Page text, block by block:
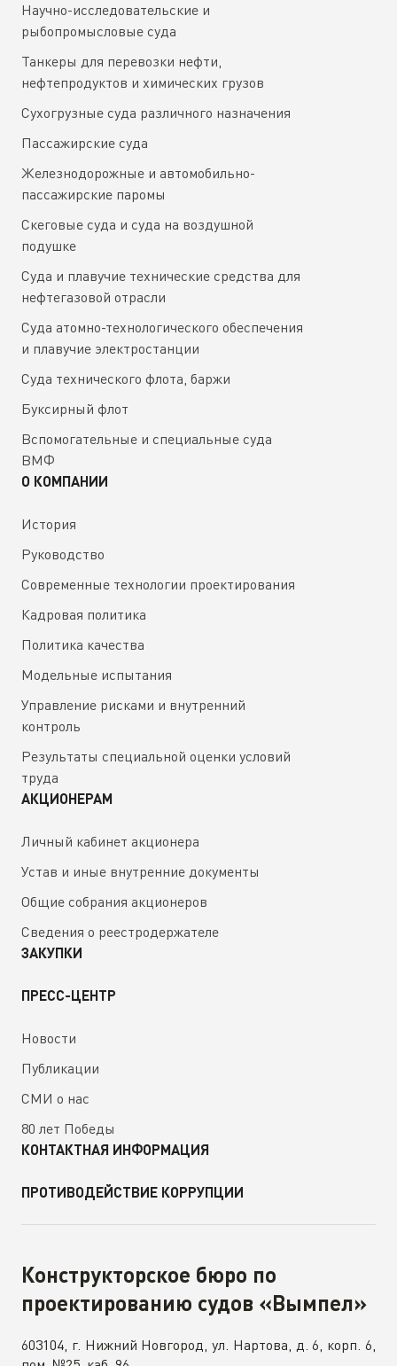
Научно-исследовательские и
рыбопромысловые суда
Танкеры для перевозки нефти,
нефтепродуктов и химических грузов
Сухогрузные суда различного назначения
Пассажирские суда
Железнодорожные и автомобильно-
пассажирские паромы
Скеговые суда и суда на воздушной
подушке
Суда и плавучие технические средства для
нефтегазовой отрасли
Суда атомно-технологического обеспечения
и плавучие электростанции
Суда технического флота, баржи
Буксирный флот
Вспомогательные и специальные суда
ВМФ
О КОМПАНИИ
История
Руководство
Современные технологии проектирования
Кадровая политика
Политика качества
Модельные испытания
Управление рисками и внутренний
контроль
Результаты специальной оценки условий
труда
АКЦИОНЕРАМ
Личный кабинет акционера
Устав и иные внутренние документы
Общие собрания акционеров
Сведения о реестродержателе
ЗАКУПКИ
ПРЕСС-ЦЕНТР
Новости
Публикации
СМИ о нас
80 лет Победы
КОНТАКТНАЯ ИНФОРМАЦИЯ
ПРОТИВОДЕЙСТВИЕ КОРРУПЦИИ
Конструкторское бюро по
проектированию судов «Вымпел»
603104, г. Нижний Новгород, ул. Нартова, д. 6, корп. 6,